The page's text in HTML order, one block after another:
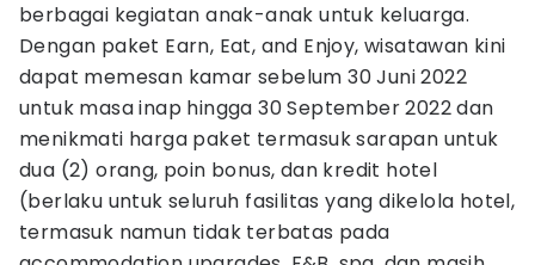
berbagai kegiatan anak-anak untuk keluarga.
Dengan paket Earn, Eat, and Enjoy, wisatawan kini
dapat memesan kamar sebelum 30 Juni 2022
untuk masa inap hingga 30 September 2022 dan
menikmati harga paket termasuk sarapan untuk
dua (2) orang, poin bonus, dan kredit hotel
(berlaku untuk seluruh fasilitas yang dikelola hotel,
termasuk namun tidak terbatas pada